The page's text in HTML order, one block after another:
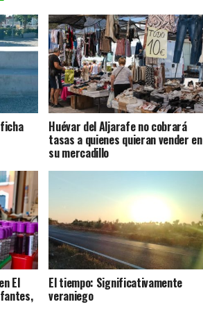
Huévar del Aljarafe no cobrará
tasas a quienes quieran vender en
su mercadillo
El El tiempo: Significativamente
veraniego